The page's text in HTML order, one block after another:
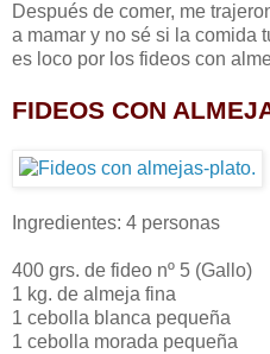
Después de comer, me
a mamar y no sé si la comida
es loco por los fideos con
FIDEOS CON
Ingredientes: 4 personas
400 grs. de fideo nº 5 (Gallo)
1 kg. de almeja fina
1 cebolla blanca pequeña
1 cebolla morada pequeña